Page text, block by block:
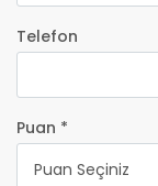
Telefon
Puan *
Puan Seçiniz